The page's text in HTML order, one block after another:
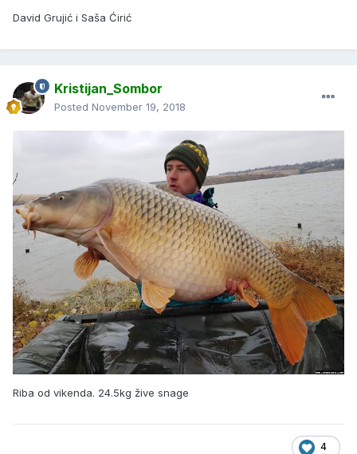
David Grujić i Saša Ćirić
Kristijan_Sombor
Posted November 19, 2018
Riba od vikenda. 24.5kg žive snage
4